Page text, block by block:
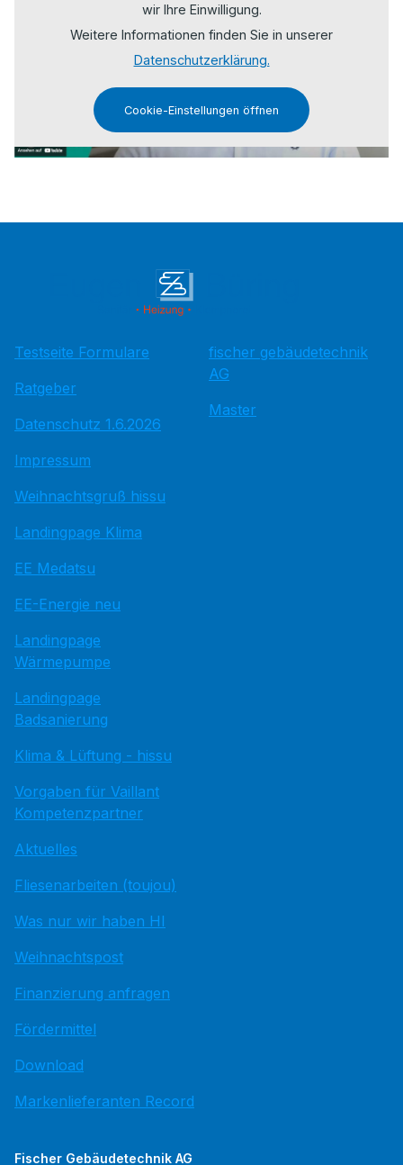
wir Ihre Einwilligung.
Weitere Informationen finden Sie in unserer
Datenschutzerklärung.
Cookie-Einstellungen öffnen
Testseite Formulare
Ratgeber
Datenschutz 1.6.2026
Impressum
Weihnachtsgruß hissu
Landingpage Klima
EE Medatsu
EE-Energie neu
Landingpage
Wärmepumpe
Landingpage
Badsanierung
Klima & Lüftung - hissu
Vorgaben für Vaillant
Kompetenzpartner
Aktuelles
Fliesenarbeiten (toujou)
Was nur wir haben HI
Weihnachtspost
Finanzierung anfragen
Fördermittel
Download
Markenlieferanten Record
fischer gebäudetechnik
AG
Master
Fischer Gebäudetechnik AG